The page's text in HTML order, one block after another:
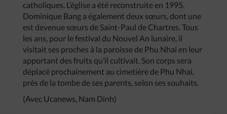
catholiques. L’église a été reconstruite en 1995.
Dominique Bang a également deux sœurs, dont une
est devenue sœurs de Saint-Paul de Chartres. Tous
les ans, pour le festival du Nouvel An lunaire, il
visitait ses proches à la paroisse de Phu Nhai en leur
apportant des fruits qu’il cultivait. Son corps sera
déplacé prochainement au cimetière de Phu Nhai,
près de la tombe de ses parents, selon ses souhaits.
(Avec Ucanews, Nam Dinh)